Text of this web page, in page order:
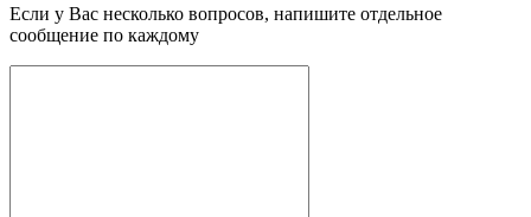
Если у Вас несколько вопросов, напишите отдельное
сообщение по каждому